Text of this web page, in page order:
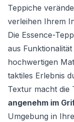
Teppiche
verleihen Ihrem
Die Essence-
aus
hochwertigen
taktiles Erlebnis
Textur macht die
angenehm im
Umgebung in